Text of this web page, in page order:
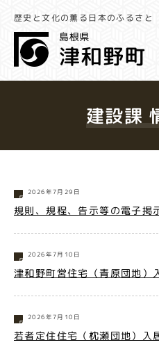
歴史と文化の薫る日本のふるさと
建設課
2026年7月29日
規則、規程、告示等の電子掲
2026年7月10日
津和野町営住宅（青原団地）
2026年7月10日
若者定住住宅（枕瀬団地）入